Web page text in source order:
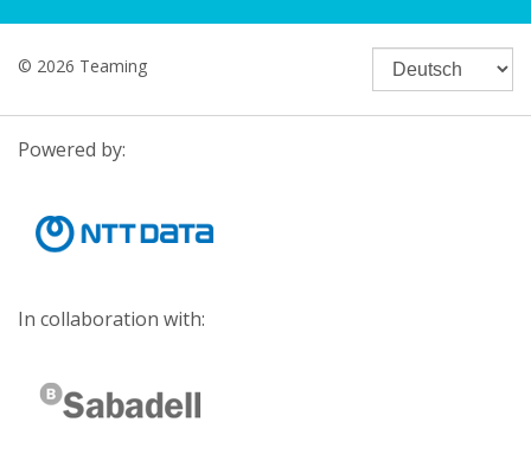
© 2026 Teaming
Powered by:
In collaboration with: